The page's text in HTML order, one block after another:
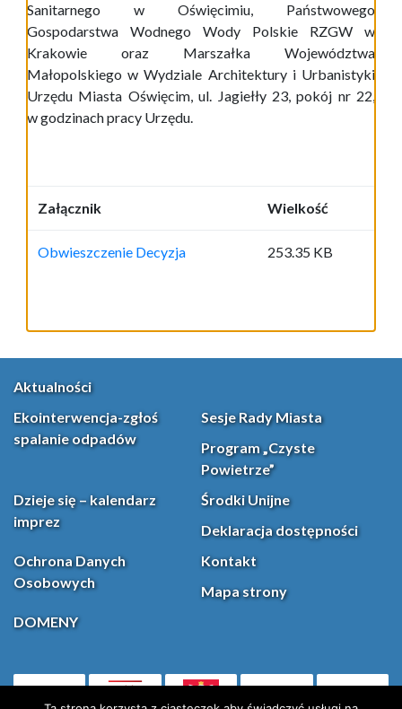
Sanitarnego w Oświęcimiu, Państwowego
Gospodarstwa Wodnego Wody Polskie RZGW w
Krakowie oraz Marszałka Województwa
Małopolskiego w Wydziale Architektury i Urbanistyki
Urzędu Miasta Oświęcim, ul. Jagiełły 23, pokój nr 22,
w godzinach pracy Urzędu.
Załącznik Wielkość
Obwieszczenie Decyzja 253.35 KB
Aktualności
Ekointerwencja-zgłoś
spalanie odpadów
Sesje Rady Miasta
Program „Czyste
Powietrze”
Dzieje się – kalendarz
imprez
Środki Unijne
Deklaracja dostępności
Ochrona Danych
Osobowych
Kontakt
Mapa strony
DOMENY